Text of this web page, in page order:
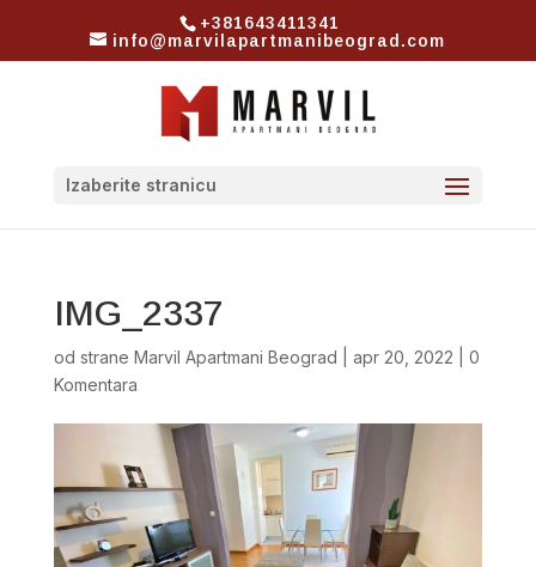
+381643411341
info@marvilapartmanibeograd.com
Izaberite stranicu
IMG_2337
od strane Marvil Apartmani Beograd apr 20, 2022
0
Komentara